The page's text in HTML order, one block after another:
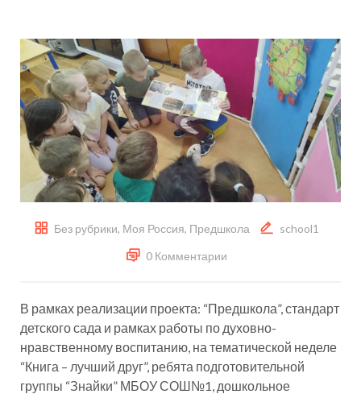
Без рубрики, Моя Россия, Предшкола
school1
0 Комментарии
В рамках реализации проекта: “Предшкола”, стандарт
детского сада и рамках работы по духовно-
нравственному воспитанию, на тематической неделе
“Книга – лучший друг”, ребята подготовительной
группы “Знайки” МБОУ СОШ№1, дошкольное